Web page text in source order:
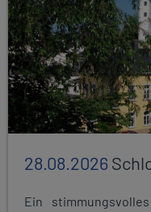
28.08.2026
Ein